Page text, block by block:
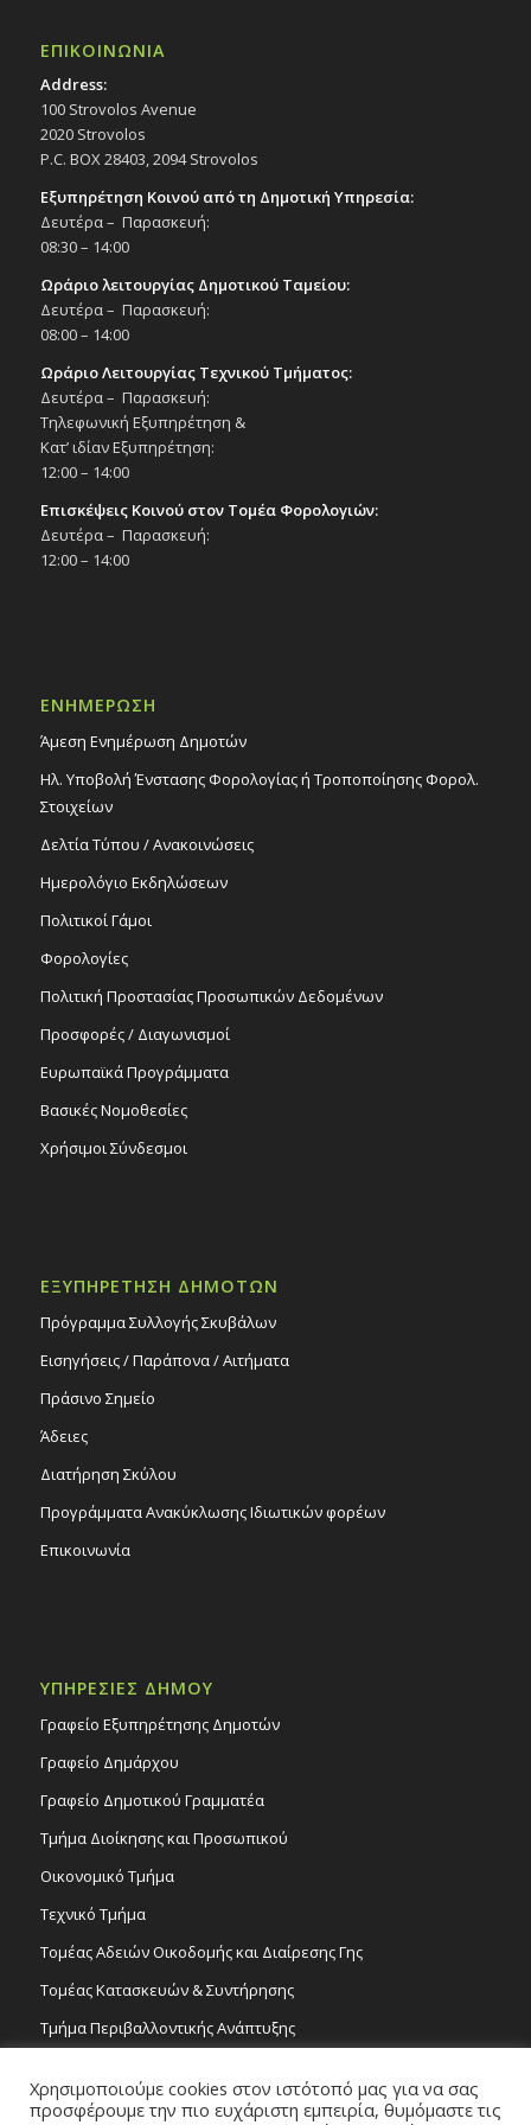
ΕΠΙΚΟΙΝΩΝΙΑ
Address:
100 Strovolos Avenue
2020 Strovolos
P.C. BOX 28403, 2094 Strovolos
Εξυπηρέτηση Κοινού από τη Δημοτική Υπηρεσία:
Δευτέρα – Παρασκευή:
08:30 – 14:00
Ωράριο λειτουργίας Δημοτικού Ταμείου:
Δευτέρα – Παρασκευή:
08:00 – 14:00
Ωράριο Λειτουργίας Τεχνικού Τμήματος:
Δευτέρα – Παρασκευή:
Τηλεφωνική Εξυπηρέτηση &
Κατ’ ιδίαν Εξυπηρέτηση:
12:00 – 14:00
Επισκέψεις Κοινού στον Τομέα Φορολογιών:
Δευτέρα – Παρασκευή:
12:00 – 14:00
ΕΝΗΜΕΡΩΣΗ
Άμεση Ενημέρωση Δημοτών
Ηλ. Υποβολή Ένστασης Φορολογίας ή Τροποποίησης Φορολ.
Στοιχείων
Δελτία Τύπου / Ανακοινώσεις
Ημερολόγιο Εκδηλώσεων
Πολιτικοί Γάμοι
Φορολογίες
Πολιτική Προστασίας Προσωπικών Δεδομένων
Προσφορές / Διαγωνισμοί
Ευρωπαϊκά Προγράμματα
Βασικές Νομοθεσίες
Χρήσιμοι Σύνδεσμοι
ΕΞΥΠΗΡΕΤΗΣΗ ΔΗΜΟΤΩΝ
Πρόγραμμα Συλλογής Σκυβάλων
Εισηγήσεις / Παράπονα / Αιτήματα
Πράσινο Σημείο
Άδειες
Διατήρηση Σκύλου
Προγράμματα Ανακύκλωσης Ιδιωτικών φορέων
Επικοινωνία
ΥΠΗΡΕΣΙΕΣ ΔΗΜΟΥ
Γραφείο Εξυπηρέτησης Δημοτών
Γραφείο Δημάρχου
Γραφείο Δημοτικού Γραμματέα
Τμήμα Διοίκησης και Προσωπικού
Οικονομικό Τμήμα
Τεχνικό Τμήμα
Τομέας Αδειών Οικοδομής και Διαίρεσης Γης
Τομέας Κατασκευών & Συντήρησης
Τμήμα Περιβαλλοντικής Ανάπτυξης
Τομέας Γραμμάτων και Τεχνών
Χρησιμοποιούμε cookies στον ιστότοπό μας για να σας
προσφέρουμε την πιο ευχάριστη εμπειρία, θυμόμαστε τις